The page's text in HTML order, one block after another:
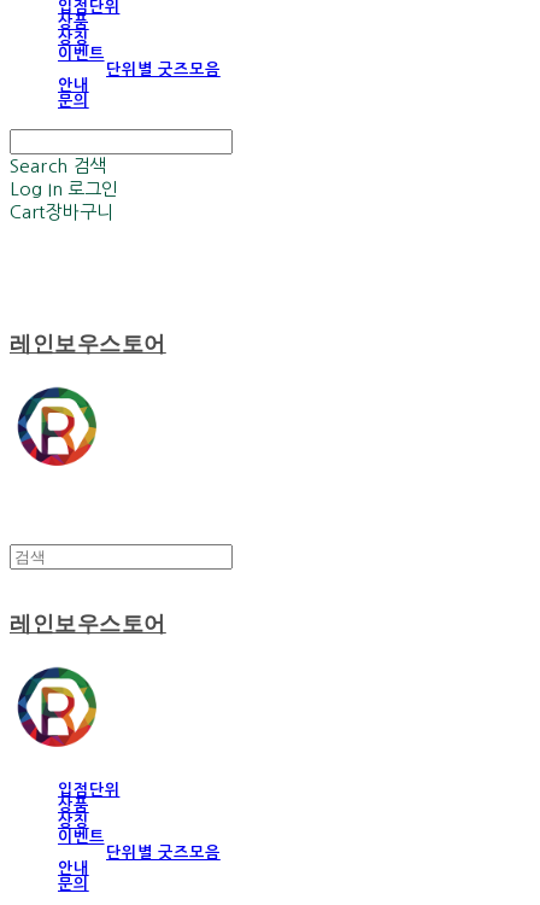
입점단위
상품
상징
이벤트
단위별 굿즈모음
안내
문의
Search 검색
Log In 로그인
Cart장바구니
레인보우스토어
레인보우스토어
입점단위
상품
상징
이벤트
단위별 굿즈모음
안내
문의